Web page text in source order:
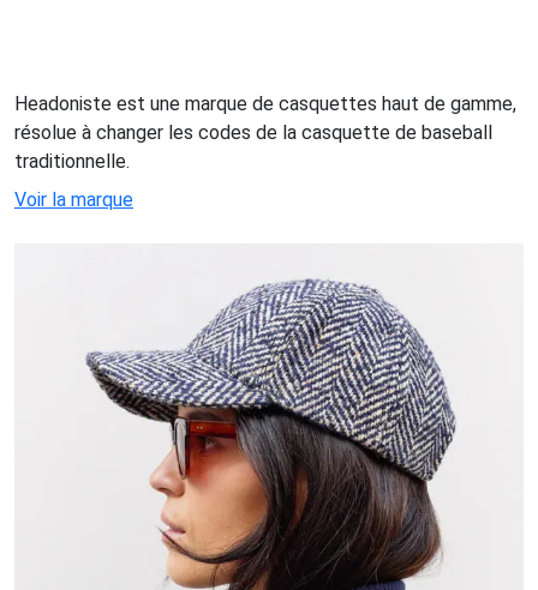
Headoniste est une marque de casquettes haut de gamme,
résolue à changer les codes de la casquette de baseball
traditionnelle.
Voir la marque